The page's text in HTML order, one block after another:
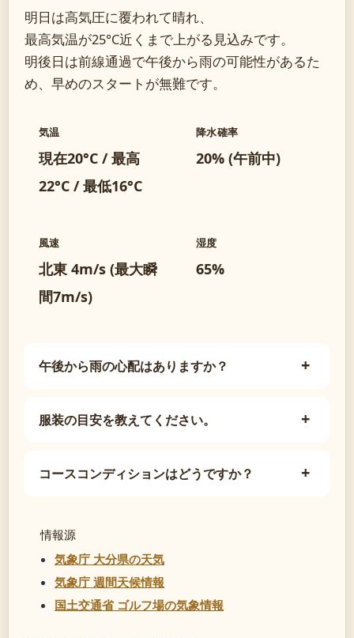
明日は高気圧に覆われて晴れ、
最高気温が25°C近くまで上がる見込みです。
明後日は前線通過で午後から雨の可能性があるた
め、早めのスタートが無難です。
気温
現在20°C / 最高
22°C / 最低16°C
降水確率
20% (午前中)
風速
北東 4m/s (最大瞬
間7m/s)
湿度
65%
午後から雨の心配はありますか？
服装の目安を教えてください。
コースコンディションはどうですか？
情報源
気象庁 大分県の天気
気象庁 週間天候情報
国土交通省 ゴルフ場の気象情報